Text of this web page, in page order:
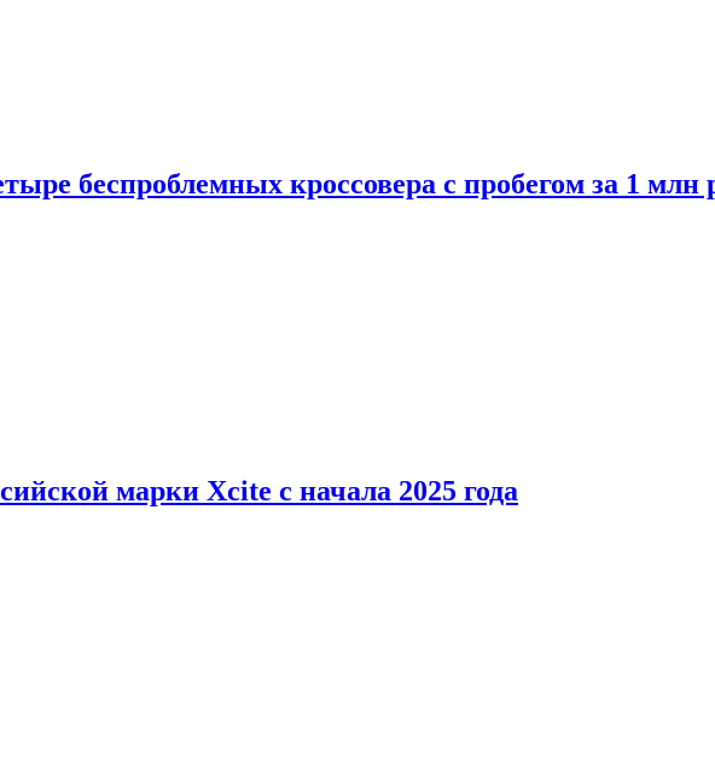
беспроблемных кроссовера с пробегом за 1 млн
марки Xcite с начала 2025 года